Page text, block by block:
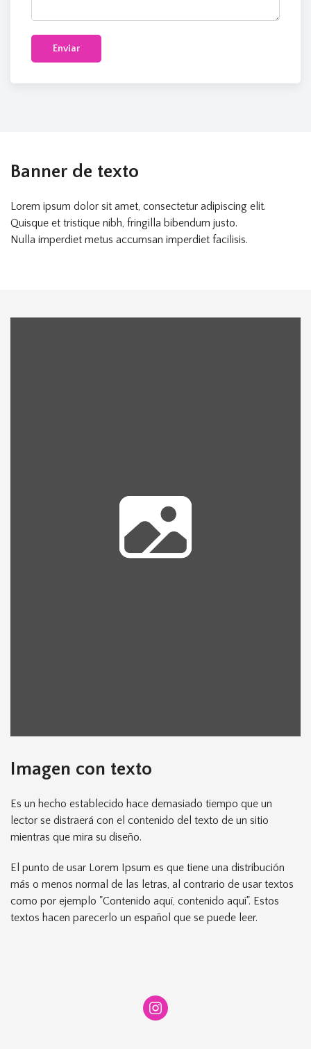
Enviar
Banner de texto
Lorem ipsum dolor sit amet, consectetur adipiscing elit.
Quisque et tristique nibh, fringilla bibendum justo.
Nulla imperdiet metus accumsan imperdiet facilisis.
Imagen con texto
Es un hecho establecido hace demasiado tiempo que un
lector se distraerá con el contenido del texto de un sitio
mientras que mira su diseño.
El punto de usar Lorem Ipsum es que tiene una distribución
más o menos normal de las letras, al contrario de usar textos
como por ejemplo "Contenido aquí, contenido aquí". Estos
textos hacen parecerlo un español que se puede leer.